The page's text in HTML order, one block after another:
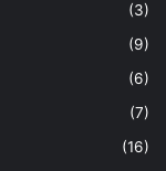
(3)
(9)
(6)
(7)
(16)